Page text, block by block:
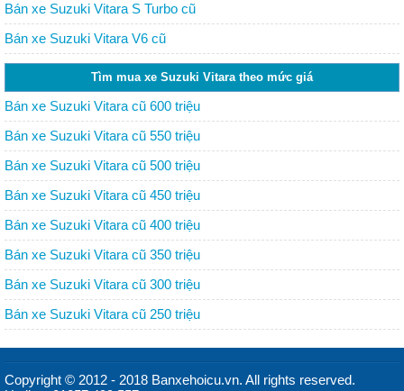
Bán xe Suzuki Vitara S Turbo cũ
Bán xe Suzuki Vitara V6 cũ
Tìm mua xe Suzuki Vitara theo mức giá
Bán xe Suzuki Vitara cũ 600 triệu
Bán xe Suzuki Vitara cũ 550 triệu
Bán xe Suzuki Vitara cũ 500 triệu
Bán xe Suzuki Vitara cũ 450 triệu
Bán xe Suzuki Vitara cũ 400 triệu
Bán xe Suzuki Vitara cũ 350 triệu
Bán xe Suzuki Vitara cũ 300 triệu
Bán xe Suzuki Vitara cũ 250 triệu
Copyright © 2012 - 2018 Banxehoicu.vn. All rights reserved.